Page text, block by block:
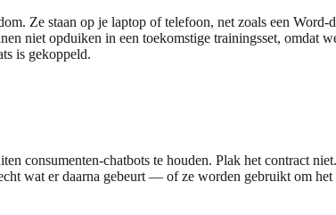
Ze staan op je laptop of telefoon, net zoals een
niet opduiken in een toekomstige trainingsset, omdat
is gekoppeld.
consumenten-chatbots te houden. Plak het contract
wat er daarna gebeurt — of ze worden gebruikt om